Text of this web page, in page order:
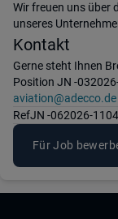
Wir freuen uns über
unseres
Kontakt
Gerne steht Ihnen
Position JN -
aviation@adecco.de
RefJN -062026-
Für Job